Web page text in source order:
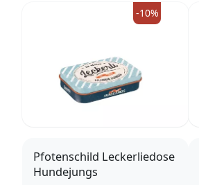
-10%
Pfotenschild Leckerliedose
Hundejungs